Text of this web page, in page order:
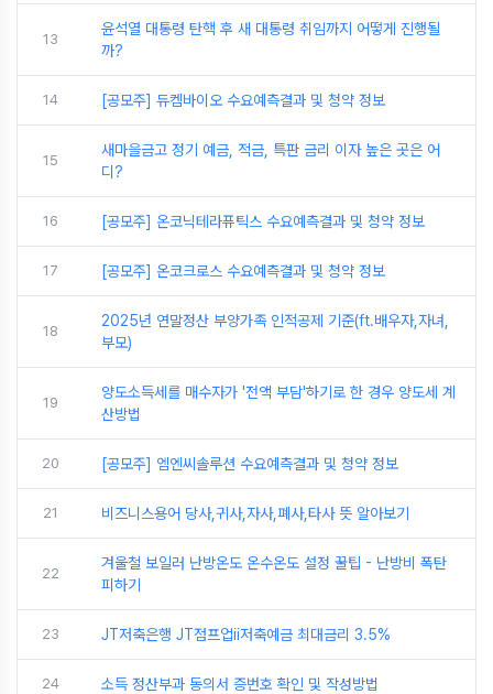
13
윤석열 대통령 탄핵 후 새 대통령 취임까지 어떻게 진행될
까?
14 [공모주] 듀켐바이오 수요예측결과 및 청약 정보
15
새마을금고 정기 예금, 적금, 특판 금리 이자 높은 곳은 어
디?
16 [공모주] 온코닉테라퓨틱스 수요예측결과 및 청약 정보
17 [공모주] 온코크로스 수요예측결과 및 청약 정보
18
2025년 연말정산 부양가족 인적공제 기준(ft.배우자,자녀,
부모)
19
양도소득세를 매수자가 '전액 부담'하기로 한 경우 양도세 계
산방법
20 [공모주] 엠엔씨솔루션 수요예측결과 및 청약 정보
21 비즈니스용어 당사,귀사,자사,폐사,타사 뜻 알아보기
22
겨울철 보일러 난방온도 온수온도 설정 꿀팁 - 난방비 폭탄
피하기
23 JT저축은행 JT점프업ii저축예금 최대금리 3.5%
24 소득 정산부과 동의서 증번호 확인 및 작성방법